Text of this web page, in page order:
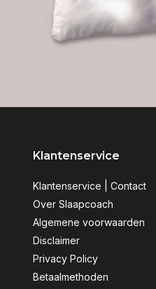
Klantenservice
Klantenservice | Contact
Over Slaapcoach
Algemene voorwaarden
Disclaimer
Privacy Policy
Betaalmethoden